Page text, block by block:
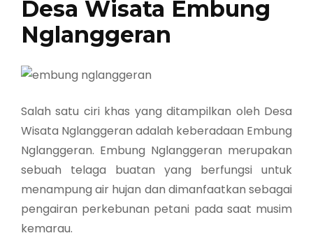
Desa Wisata Embung
Nglanggeran
Salah satu ciri khas yang ditampilkan oleh Desa
Wisata Nglanggeran adalah keberadaan Embung
Nglanggeran. Embung Nglanggeran merupakan
sebuah telaga buatan yang berfungsi untuk
menampung air hujan dan dimanfaatkan sebagai
pengairan perkebunan petani pada saat musim
kemarau.